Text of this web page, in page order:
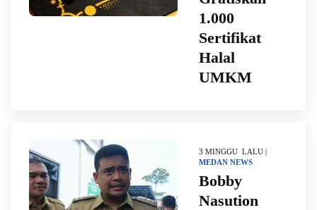
1.000
Sertifikat
Halal
UMKM
3 MINGGU LALU |
MEDAN NEWS
Bobby
Nasution